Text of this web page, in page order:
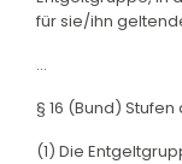
für sie/ihn
...
§ 16 (Bund)
(1) Die